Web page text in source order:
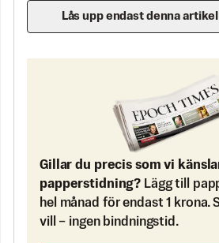
Lås upp endast denna
Gillar du precis som vi
papperstidning? Lägg till
hel månad för endast 1 krona.
vill – ingen bindningstid.